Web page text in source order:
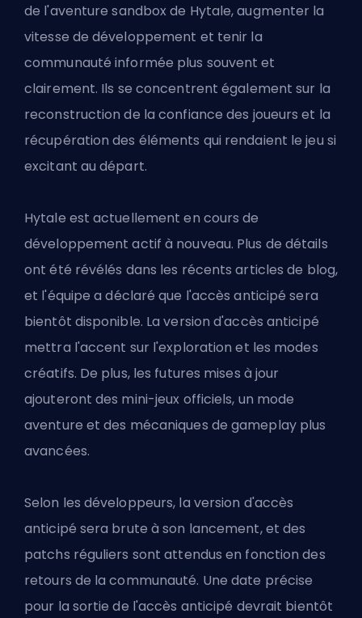
de l'aventure sandbox de Hytale, augmenter la
vitesse de développement et tenir la
communauté informée plus souvent et
clairement. Ils se concentrent également sur la
reconstruction de la confiance des joueurs et la
récupération des éléments qui rendaient le jeu si
excitant au départ.
Hytale est actuellement en cours de
développement actif à nouveau. Plus de détails
ont été révélés dans les récents articles de blog,
et l'équipe a déclaré que l'accès anticipé sera
bientôt disponible. La version d'accès anticipé
mettra l'accent sur l'exploration et les modes
créatifs. De plus, les futures mises à jour
ajouteront des mini-jeux officiels, un mode
aventure et des mécaniques de gameplay plus
avancées.
Selon les développeurs, la version d'accès
anticipé sera brute à son lancement, et des
patchs réguliers sont attendus en fonction des
retours de la communauté. Une date précise
pour la sortie de l'accès anticipé devrait bientôt